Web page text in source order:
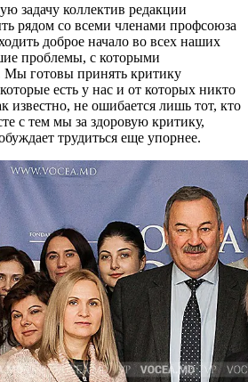
задачу коллектив редакции
рядом со всеми члена­ми профсоюза
доброе начало во всех на­ших
про­блемы, с которыми
Мы готовы принять критику
есть у нас и от которых никто
известно, не ошиба­ется лишь тот, кто
с тем мы за здоровую критику,
тру­диться еще упорнее.